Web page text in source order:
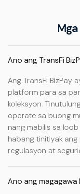
Ano ang TransFi
Ang TransFi BizPay
platform para sa
koleksyon.
operate sa buong
nang mabilis sa
habang tinitiyak
regulasyon at
Ano ang magagawa